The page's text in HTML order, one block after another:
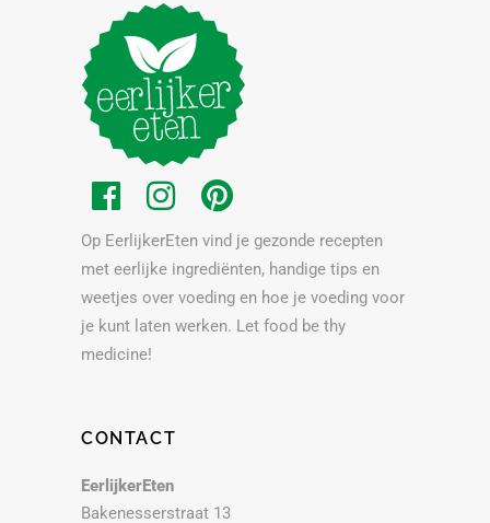
Op EerlijkerEten vind je gezonde recepten
met eerlijke ingrediënten, handige tips en
weetjes over voeding en hoe je voeding voor
je kunt laten werken. Let food be thy
medicine!
CONTACT
EerlijkerEten
Bakenesserstraat 13